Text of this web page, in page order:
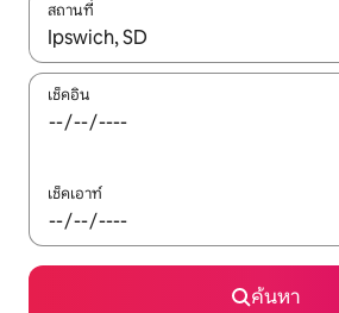
สถานที่
ใช้ลูกศรขึ้นลง หรือใช้การสัมผัสหรือปัด เ
เช็คอิน
เช็คเอาท์
ค้นหา